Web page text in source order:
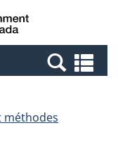
Canada
et
méthodes